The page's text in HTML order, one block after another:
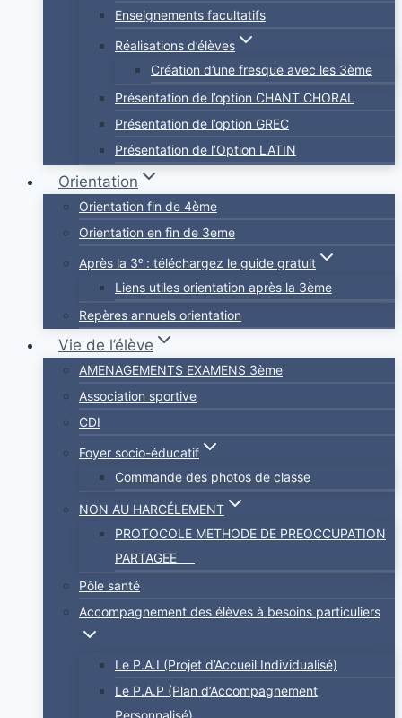
Enseignements facultatifs
Réalisations d’élèves
Création d’une fresque avec les 3ème
Présentation de l’option CHANT CHORAL
Présentation de l’option GREC
Présentation de l’Option LATIN
Orientation
Orientation fin de 4ème
Orientation en fin de 3eme
Après la 3ᵉ : téléchargez le guide gratuit
Liens utiles orientation après la 3ème
Repères annuels orientation
Vie de l’élève
AMENAGEMENTS EXAMENS 3ème
Association sportive
CDI
Foyer socio-éducatif
Commande des photos de classe
NON AU HARCÉLEMENT
PROTOCOLE METHODE DE PREOCCUPATION
PARTAGEE
Pôle santé
Accompagnement des élèves à besoins particuliers
Le P.A.I (Projet d’Accueil Individualisé)
Le P.A.P (Plan d’Accompagnement
Personnalisé)